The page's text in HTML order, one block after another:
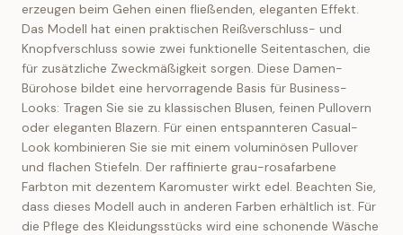
erzeugen beim Gehen einen fließenden, eleganten Effekt.
Das Modell hat einen praktischen Reißverschluss- und
Knopfverschluss sowie zwei funktionelle Seitentaschen, die
für zusätzliche Zweckmäßigkeit sorgen. Diese Damen-
Bürohose bildet eine hervorragende Basis für Business-
Looks: Tragen Sie sie zu klassischen Blusen, feinen Pullovern
oder eleganten Blazern. Für einen entspannteren Casual-
Look kombinieren Sie sie mit einem voluminösen Pullover
und flachen Stiefeln. Der raffinierte grau-rosafarbene
Farbton mit dezentem Karomuster wirkt edel. Beachten Sie,
dass dieses Modell auch in anderen Farben erhältlich ist. Für
die Pflege des Kleidungsstücks wird eine schonende Wäsche